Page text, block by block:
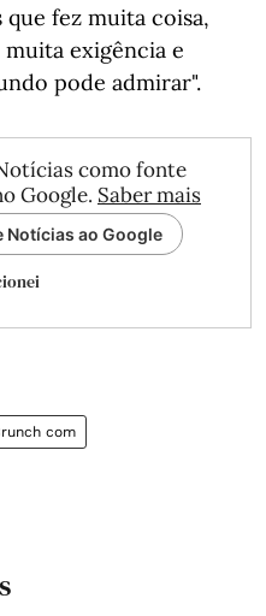
fez muita coisa,
exigência e
pode admirar".
como fonte
Google. Saber mais
Notícias ao Google
com